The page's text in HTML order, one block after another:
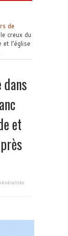
de
creux du
l’église
et